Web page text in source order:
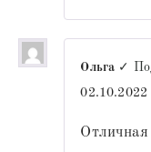
Ольга ✓
02.10.2022
Отличная